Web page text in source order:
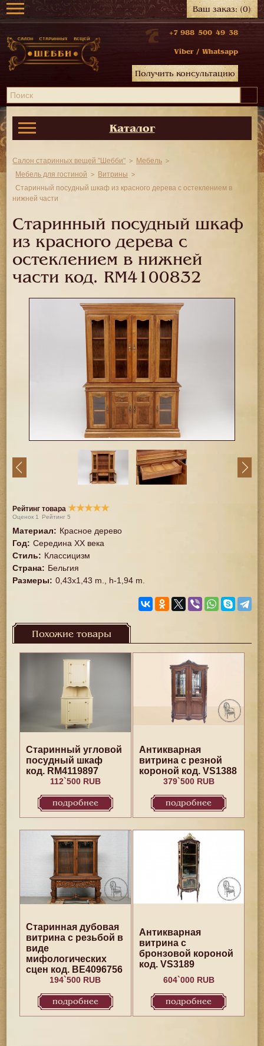
Ваш заказ:(0)
+7 988 500 49 38
Viber / Whatsapp
Получить консультацию
Каталог
Салон старинных вещей "Шебби"
Мебель
Мебель для гостиной
Витрины
Старинный посудный шкаф из красного дерева с остеклением в
нижней части
Старинный посудный шкаф
из красного дерева с
остеклением в нижней
части код. RM4100832
Рейтинг товара ★★★★★
Оценок 1 Рейтинг5
Материал: Красное дерево
Год: Середина XX векa
Стиль: Классицизм
Страна: Бельгия
Размеры: 0,43x1,43 m., h-1,94 m.
Похожие товары
Старинный угловой
посудный шкаф
код. RM4119897
112`500 RUB
подробнее
Антикварная
витрина с резной
короной код. VS1388
379`500 RUB
подробнее
Старинная дубовая
витрина с резьбой в
виде
мифологических
сцен код. BE4096756
194`500 RUB
подробнее
Антикварная
витрина с
бронзовой короной
код. VS3189
604`000 RUB
подробнее